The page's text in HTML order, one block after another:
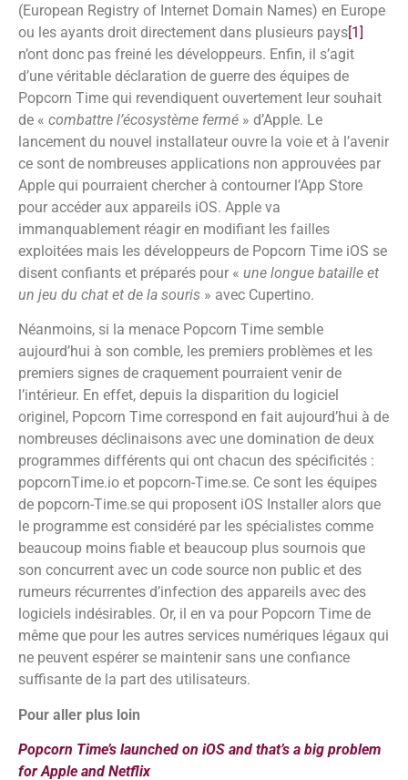
(European Registry of Internet Domain Names) en Europe
ou les ayants droit directement dans plusieurs pays[1]
n’ont donc pas freiné les développeurs. Enfin, il s’agit
d’une véritable déclaration de guerre des équipes de
Popcorn Time qui revendiquent ouvertement leur souhait
de « combattre l’écosystème fermé » d’Apple. Le
lancement du nouvel installateur ouvre la voie et à l’avenir
ce sont de nombreuses applications non approuvées par
Apple qui pourraient chercher à contourner l’App Store
pour accéder aux appareils iOS. Apple va
immanquablement réagir en modifiant les failles
exploitées mais les développeurs de Popcorn Time iOS se
disent confiants et préparés pour « une longue bataille et
un jeu du chat et de la souris » avec Cupertino.
Néanmoins, si la menace Popcorn Time semble
aujourd’hui à son comble, les premiers problèmes et les
premiers signes de craquement pourraient venir de
l’intérieur. En effet, depuis la disparition du logiciel
originel, Popcorn Time correspond en fait aujourd’hui à de
nombreuses déclinaisons avec une domination de deux
programmes différents qui ont chacun des spécificités :
popcornTime.io et popcorn-Time.se. Ce sont les équipes
de popcorn-Time.se qui proposent iOS Installer alors que
le programme est considéré par les spécialistes comme
beaucoup moins fiable et beaucoup plus sournois que
son concurrent avec un code source non public et des
rumeurs récurrentes d’infection des appareils avec des
logiciels indésirables. Or, il en va pour Popcorn Time de
même que pour les autres services numériques légaux qui
ne peuvent espérer se maintenir sans une confiance
suffisante de la part des utilisateurs.
Pour aller plus loin
Popcorn Time’s launched on iOS and that’s a big problem
for Apple and Netflix